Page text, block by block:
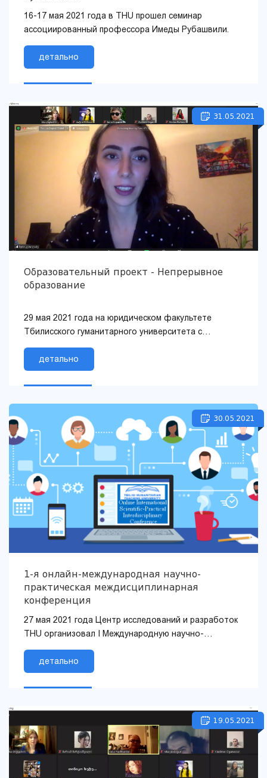
16-17 мая 2021 года в THU прошел семинар
ассоциированный профессора Имеды Рубашвили.
детально
31.05.2021
Образовательный проект - Непрерывное
образование
29 мая 2021 года на юридическом факультете
Тбилисского гуманитарного университета с
использованием онлайн-платформы ZOOM прошла
публичная...
детально
30.05.2021
1-я онлайн-международная научно-
практическая междисциплинарная
конференция
27 мая 2021 года Центр исследований и разработок
THU организовал I Международную научно-
практическую междисциплинарную онлайн-
конференцию....
детально
19.05.2021